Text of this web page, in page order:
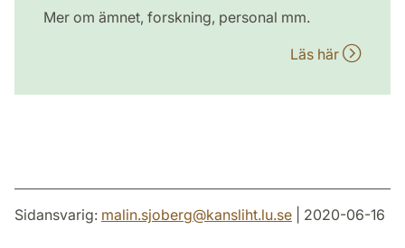
Mer om ämnet, forskning, personal mm.
Läs här
Sidansvarig: malin.sjoberg@kansliht.lu.se | 2020-06-16